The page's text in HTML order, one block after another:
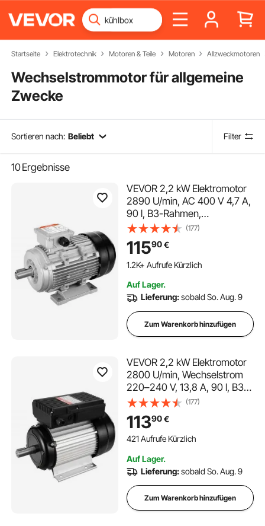
Startseite Elektrotechnik Motoren & Teile Motoren Allzweckmotoren
Wechselstrommotor für allgemeine
Zwecke
Sortieren nach: Beliebt Filter
10Ergebnisse
VEVOR 2,2 kW Elektromotor
2890 U/min, AC 400 V 4,7 A,
90 l, B3-Rahmen,
Luftkompressormotor 3-
phasig, 24 mm Keilwelle,
Rechts-/Linkslauf für
landwirtschaftliche
Geräte
(177)
11590€
1.2K+ Aufrufe Kürzlich
Auf Lager.
Lieferung:sobald So. Aug. 9
Zum Warenkorb hinzufügen
VEVOR 2,2 kW Elektromotor
2800 U/min, Wechselstrom
220–240 V, 13,8 A, 90 l, B3-
Rahmen,
Luftkompressormotor
einphasig, 24 mm Keilwelle,
Rechts-/Linkslauf für
Maschinen und allgemeine
Geräte
(177)
11390€
421 Aufrufe Kürzlich
Auf Lager.
Lieferung:sobald So. Aug. 9
Zum Warenkorb hinzufügen